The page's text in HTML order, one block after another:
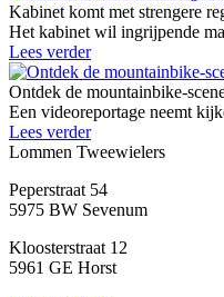
Kabinet komt met strengere
Het kabinet wil ingrijpende
Lees verder
Ontdek de mountainbike-
Een videoreportage neemt
Lees verder
Lommen Tweewielers
Peperstraat 54
5975 BW Sevenum
Kloosterstraat 12
5961 GE Horst